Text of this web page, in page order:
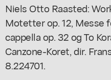
Niels Otto Raasted:
Motetter op. 12, Messe
cappella op. 32 og To
Canzone-Koret, dir.
8.224701.